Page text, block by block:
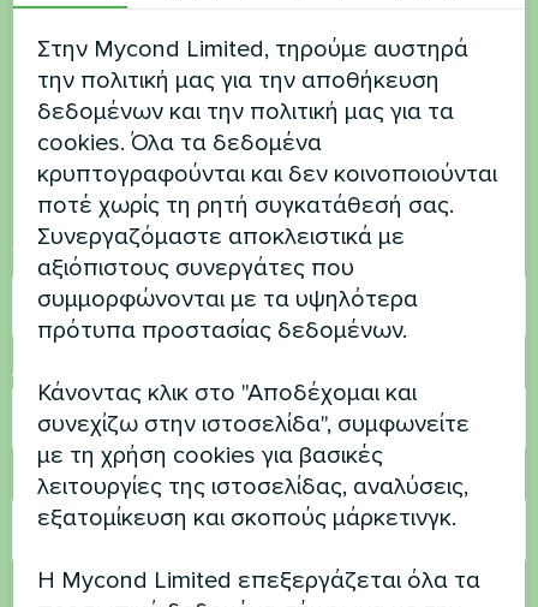
Θέλετε να αγοράσετε ή
έχετε ερωτήσεις
Επικοινωνήστε μαζί μας και θα σας
βοηθήσουμε
Όνομα
Αριθμός τηλεφώνου
Ηλεκτρονικό ταχυδρομείο
Σχόλιο
Στην Mycond Limited, τηρούμε αυστηρά
την πολιτική μας για την αποθήκευση
δεδομένων και την πολιτική μας για τα
cookies. Όλα τα δεδομένα
κρυπτογραφούνται και δεν κοινοποιούνται
ποτέ χωρίς τη ρητή συγκατάθεσή σας.
Συνεργαζόμαστε αποκλειστικά με
αξιόπιστους συνεργάτες που
συμμορφώνονται με τα υψηλότερα
πρότυπα προστασίας δεδομένων.
Κάνοντας κλικ στο "Αποδέχομαι και
συνεχίζω στην ιστοσελίδα", συμφωνείτε
με τη χρήση cookies για βασικές
λειτουργίες της ιστοσελίδας, αναλύσεις,
εξατομίκευση και σκοπούς μάρκετινγκ.
Η Mycond Limited επεξεργάζεται όλα τα